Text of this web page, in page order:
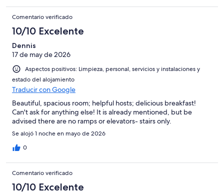
Comentario verificado
10/10 Excelente
Dennis
17 de may de 2026
Aspectos positivos: Limpieza, personal, servicios y instalaciones y
estado del alojamiento
Traducir con Google
Beautiful, spacious room; helpful hosts; delicious breakfast!
Can't ask for anything else! It is already mentioned, but be
advised there are no ramps or elevators- stairs only.
Se alojó 1 noche en mayo de 2026
0
Comentario verificado
10/10 Excelente